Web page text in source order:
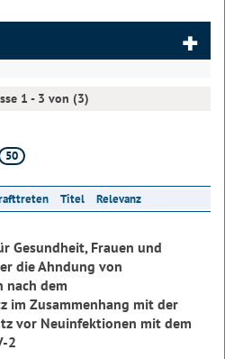
1 - 3 von (3)
50
Titel Relevanz
Gesundheit, Frauen und
die Ahndung von
nach dem
im Zusammenhang mit der
vor Neuinfektionen mit dem
2